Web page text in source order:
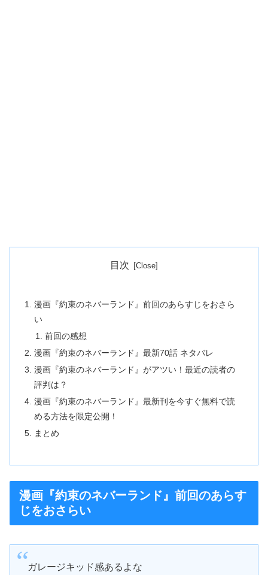
目次
漫画『約束のネバーランド』前回のあらすじをおさら
い
前回の感想
漫画『約束のネバーランド』最新70話 ネタバレ
漫画『約束のネバーランド』がアツい！最近の読者の
評判は？
漫画『約束のネバーランド』最新刊を今すぐ無料で読
める方法を限定公開！
まとめ
漫画『約束のネバーランド』前回のあらす
じをおさらい
ガレージキッド感あるよな